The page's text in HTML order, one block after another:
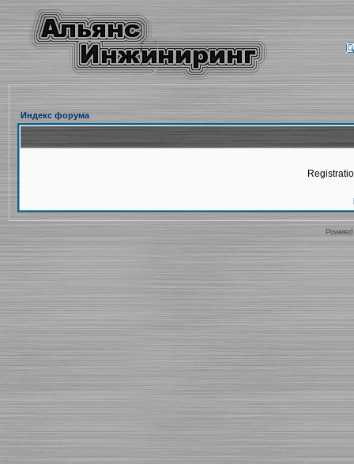
Индекс форума